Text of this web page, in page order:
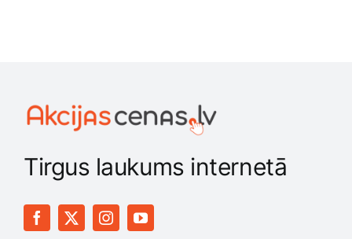
Tirgus laukums internetā